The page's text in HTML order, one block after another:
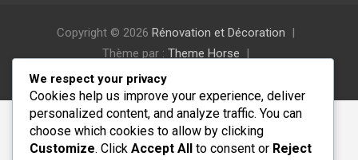
Copyright © 2026 Rénovation et Décoration
Thème par : Theme Horse
Fièrement propulsé par :
We respect your privacy
Cookies help us improve your experience, deliver
personalized content, and analyze traffic. You can
choose which cookies to allow by clicking
Customize. Click Accept All to consent or Reject